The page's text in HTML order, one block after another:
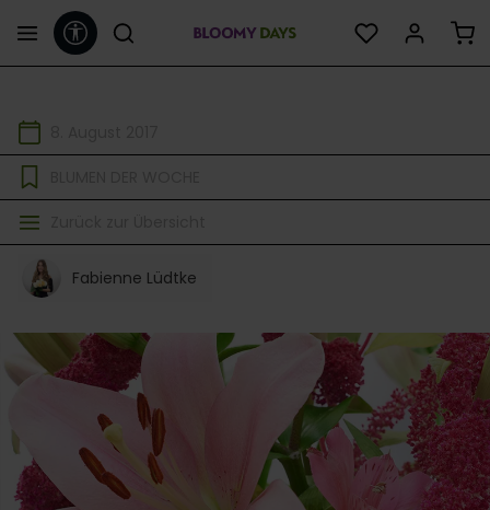
springenWerkzeugleiste anzeigen
Fabienne Lüdtke